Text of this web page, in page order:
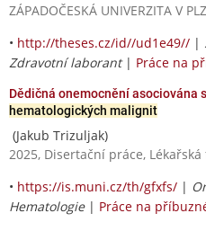
ZÁPADOČESKÁ UNIVERZITA V
• http://theses.cz/id//ud1e49// |
Zdravotní laborant| Práce na
Dědičná onemocnění asociována
hematologických malignit
(Jakub Trizuljak)
2025, Disertační práce,
• https://is.muni.cz/th/gfxfs/ |
Hematologie| Práce na